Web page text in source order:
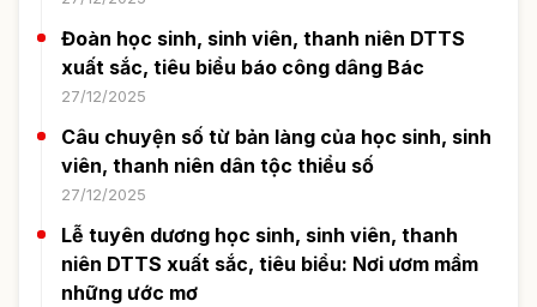
Đoàn học sinh, sinh viên, thanh niên DTTS
xuất sắc, tiêu biểu báo công dâng Bác
27/12/2025
Câu chuyện số từ bản làng của học sinh, sinh
viên, thanh niên dân tộc thiểu số
27/12/2025
Lễ tuyên dương học sinh, sinh viên, thanh
niên DTTS xuất sắc, tiêu biểu: Nơi ươm mầm
những ước mơ